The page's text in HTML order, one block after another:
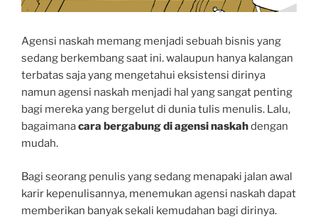
Agensi naskah memang menjadi sebuah bisnis yang
sedang berkembang saat ini. walaupun hanya kalangan
terbatas saja yang mengetahui eksistensi dirinya
namun agensi naskah menjadi hal yang sangat penting
bagi mereka yang bergelut di dunia tulis menulis. Lalu,
bagaimanacara bergabung di agensi naskahdengan
mudah.
Bagi seorang penulis yang sedang menapaki jalan awal
karir kepenulisannya, menemukan agensi naskah dapat
memberikan banyak sekali kemudahan bagi dirinya.